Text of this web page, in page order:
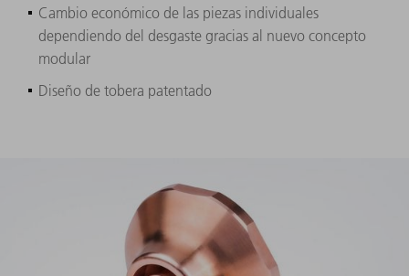
Cambio económico de las piezas individuales
dependiendo del desgaste gracias al nuevo concepto
modular
Diseño de tobera patentado